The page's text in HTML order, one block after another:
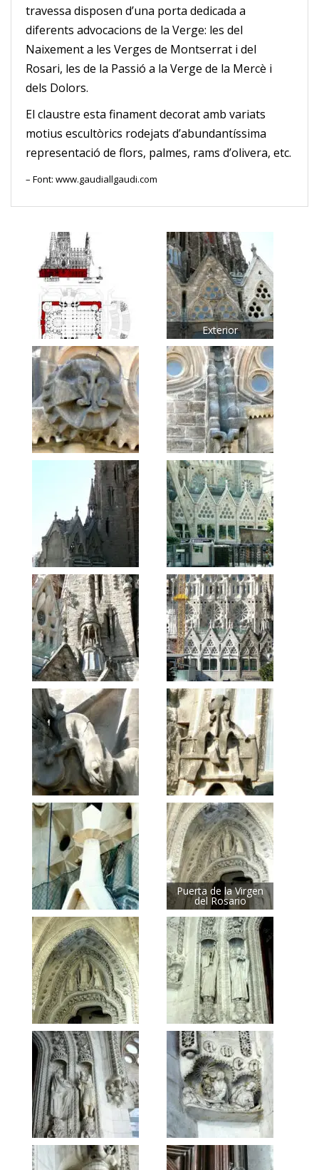
travessa disposen d’una porta dedicada a
diferents advocacions de la Verge: les del
Naixement a les Verges de Montserrat i del
Rosari, les de la Passió a la Verge de la Mercè i
dels Dolors.
El claustre esta finament decorat amb variats
motius escultòrics rodejats d’abundantíssima
representació de flors, palmes, rams d’olivera, etc.
– Font: www.gaudiallgaudi.com
Exterior
Puerta de la Virgen
del Rosario